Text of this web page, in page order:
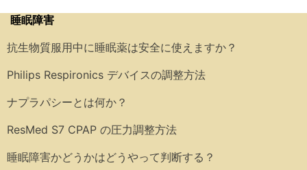
睡眠障害
抗生物質服用中に睡眠薬は安全に使えますか？
Philips Respironics デバイスの調整方法
ナプラパシーとは何か？
ResMed S7 CPAP の圧力調整方法
睡眠障害かどうかはどうやって判断する？